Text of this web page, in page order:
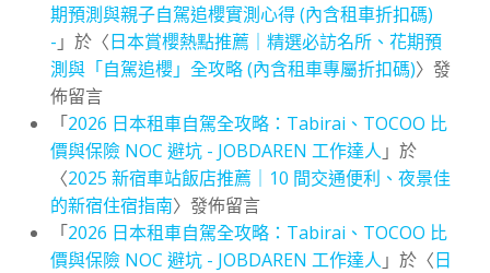
期預測與親子自駕追櫻實測心得 (內含租車折扣碼)
- 」於〈日本賞櫻熱點推薦｜精選必訪名所、花期預
測與「自駕追櫻」全攻略 (內含租車專屬折扣碼)〉發
佈留言
「2026 日本租車自駕全攻略：Tabirai、TOCOO 比
價與保險 NOC 避坑 - JOBDAREN 工作達人 」於
〈2025 新宿車站飯店推薦｜10 間交通便利、夜景佳
的新宿住宿指南〉發佈留言
「2026 日本租車自駕全攻略：Tabirai、TOCOO 比
價與保險 NOC 避坑 - JOBDAREN 工作達人 」於〈日